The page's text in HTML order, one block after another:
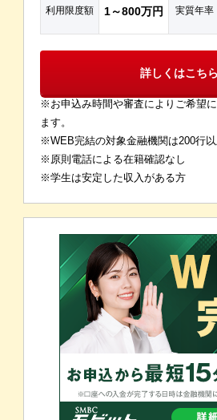
利用限度額 1～800万円 実質年率
詳しくはこちら
※お申込み時間や審査によりご希望
ます。
※WEB完結の対象金融機関は200行以
※原則電話による在籍確認なし
※学生は安定した収入がある方